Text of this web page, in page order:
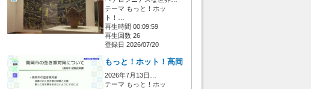
テーマ もっと！ホッ
ト！…
再生時間 00:09:59
再生回数 26
登録日 2026/07/20
もっと！ホット！高岡
2026年7月13日…
テーマ もっと！ホッ